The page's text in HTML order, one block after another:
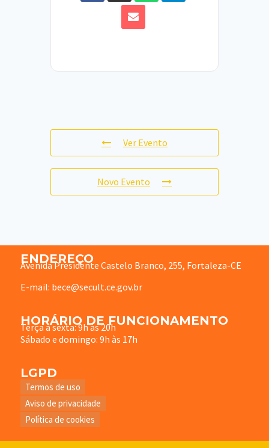
Ver Evento
Novo Evento
ENDEREÇO
Avenida Presidente Castelo Branco, 255, Fortaleza-CE
E-mail: bece@secult.ce.gov.br
HORÁRIO DE FUNCIONAMENTO
Terça à sexta: 9h às 20h
Sábado e domingo: 9h às 17h
LGPD
Termos de uso
Aviso de privacidade
Política de cookies